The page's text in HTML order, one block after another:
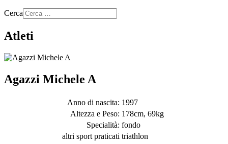
Cerca
Atleti
Agazzi Michele A
Anno di nascita: 1997
Altezza e Peso: 178cm, 69kg
Specialità: fondo
altri sport praticati triathlon